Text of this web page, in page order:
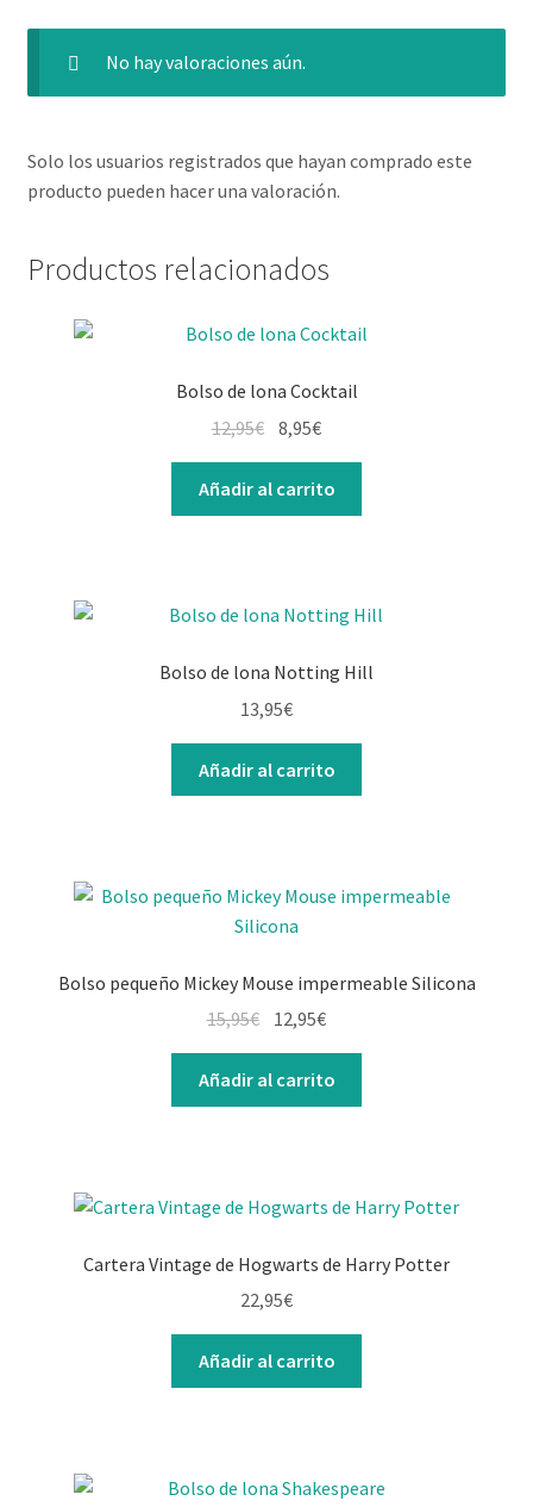
No hay valoraciones aún.
Solo los usuarios registrados que hayan comprado este
producto pueden hacer una valoración.
Productos relacionados
Bolso de lona Cocktail
12,95€ 8,95€
Añadir al carrito
Bolso de lona Notting Hill
13,95€
Añadir al carrito
Bolso pequeño Mickey Mouse impermeable Silicona
15,95€ 12,95€
Añadir al carrito
Cartera Vintage de Hogwarts de Harry Potter
22,95€
Añadir al carrito